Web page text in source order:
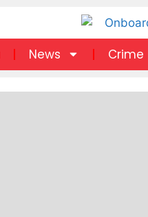
News Crime